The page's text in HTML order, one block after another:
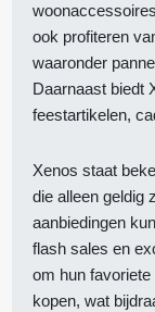
ook profiteren
waaronder
Daarnaast biedt
feestartikelen,
Xenos staat
die alleen geldig
aanbiedingen
flash sales en
om hun
kopen, wat